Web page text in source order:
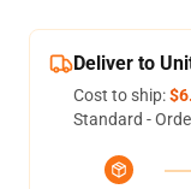
Deliver to
Cost to ship:
Standard -